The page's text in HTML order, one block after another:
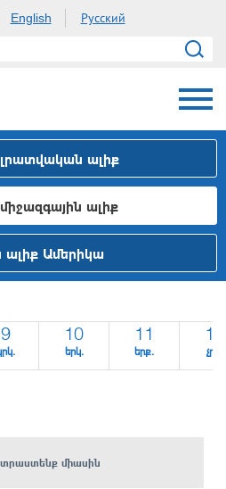
English Русский
ալիք
ալիք
ալիք Ամերիկա
9 10
երկ.
11
երք.
12
չրք.
միասին